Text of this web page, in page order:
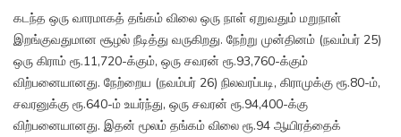
கடந்த ஒரு வாரமாகத் தங்கம் விலை ஒரு நாள் ஏறுவதும் மறுநாள்
இறங்குவதுமான சூழல் நீடித்து வருகிறது. நேற்று முன்தினம் (நவம்பர் 25)
ஒரு கிராம் ரூ.11,720-க்கும், ஒரு சவரன் ரூ.93,760-க்கும்
விற்பனையானது. நேற்றைய (நவம்பர் 26) நிலவரப்படி, கிராமுக்கு ரூ.80-ம்,
சவரனுக்கு ரூ.640-ம் உயர்ந்து, ஒரு சவரன் ரூ.94,400-க்கு
விற்பனையானது. இதன் மூலம் தங்கம் விலை ரூ.94 ஆயிரத்தைக்